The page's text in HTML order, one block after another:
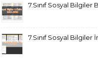
7.Sınıf Sosyal
7.Sınıf Sosyal